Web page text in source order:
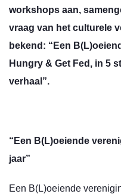
workshops aan,
vraag van het culturele
bekend: “Een
Hungry & Get Fed, in 5
verhaal”.
“Een B(L)oeiende
jaar”
Een B(L)oeiende